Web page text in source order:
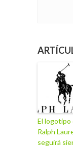
El logotipo
Ralph
seguirá